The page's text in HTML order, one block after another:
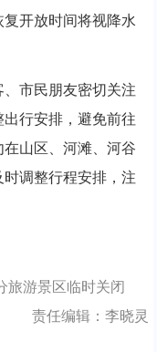
开放时间将视降水
市民朋友密切关注
行安排，避免前往
山区、河滩、河谷
调整行程安排，注
旅游景区临时关闭
责任编辑：李晓灵